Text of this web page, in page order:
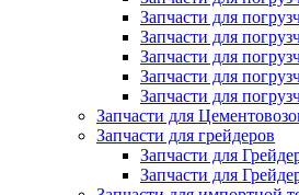
Запчасти для
Запчасти для
Запчасти для
Запчасти для
Запчасти для
Запчасти для
Запчасти для грейдеров
Запчасти для
Запчасти для